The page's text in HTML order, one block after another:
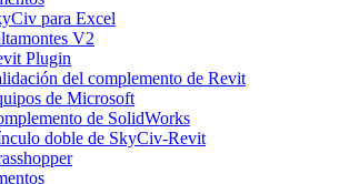
para Excel
V2
Plugin
del complemento de Revit
de Microsoft
de SolidWorks
doble de SkyCiv-Revit